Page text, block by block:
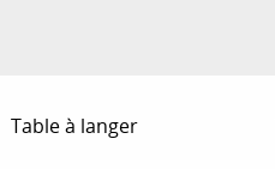
Table à langer